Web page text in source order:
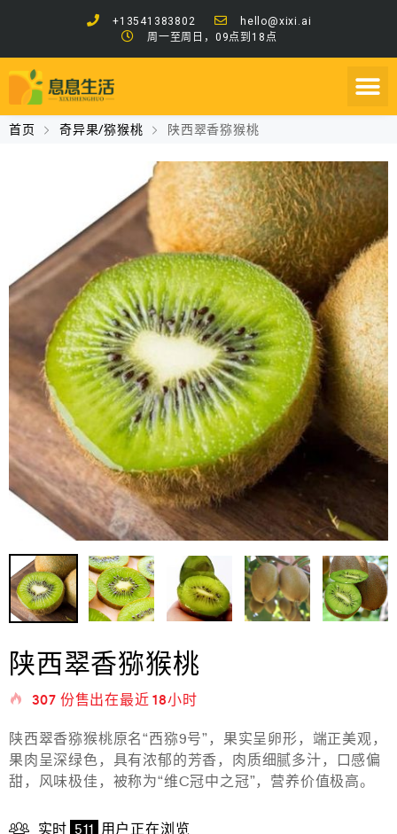
+13541383802
hello@xixi.ai
周一至周日，09点到18点
首页 奇异果/猕猴桃 陕西翠香猕猴桃
陕西翠香猕猴桃
307 份售出在最近18小时
陕西翠香猕猴桃原名“西猕9号”，果实呈卵形，端正美观，
果肉呈深绿色，具有浓郁的芳香，肉质细腻多汁，口感偏
甜，风味极佳，被称为“维C冠中之冠”，营养价值极高。
实时 511 用户正在浏览